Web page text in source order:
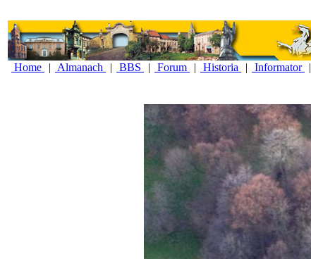
Home
| Almanach | BBS | Forum | Historia | Informator |